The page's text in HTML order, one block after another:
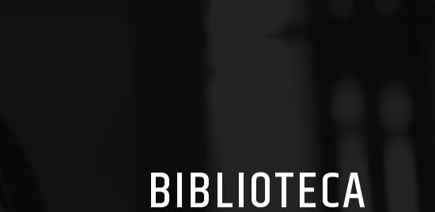
BIBLIOTECA